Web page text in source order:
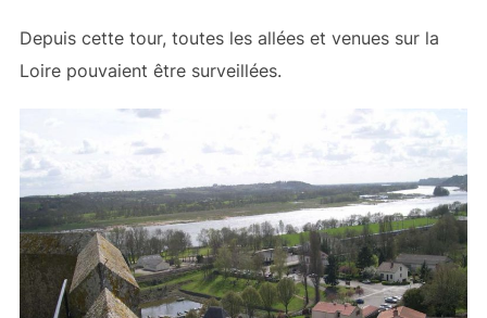
Depuis cette tour, toutes les allées et venues sur la
Loire pouvaient être surveillées.